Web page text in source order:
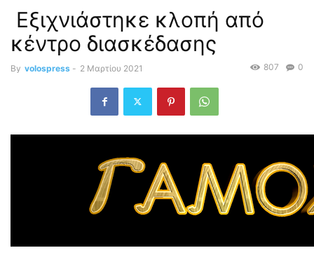
Εξιχνιάστηκε κλοπή από
κέντρο διασκέδασης
By volospress - 2 Μαρτίου 2021 0
807